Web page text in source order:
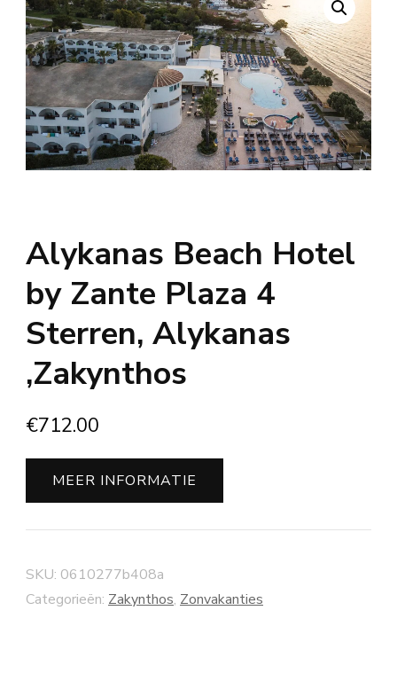
Alykanas Beach Hotel
by Zante Plaza 4
Sterren, Alykanas
,Zakynthos
€712.00
MEER INFORMATIE
SKU: 0610277b408a
Categorieën: Zakynthos, Zonvakanties